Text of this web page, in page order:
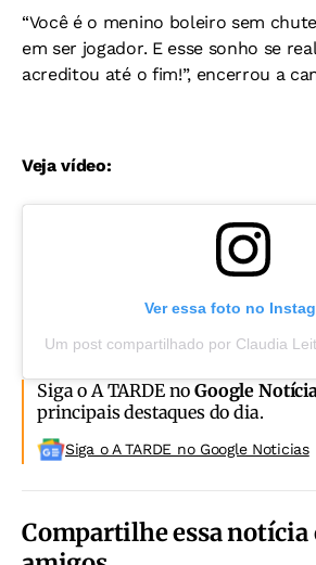
“Você é o menino boleiro sem
em ser jogador. E esse sonho se
acreditou até o fim!”, encerrou a
Veja vídeo:
Ver essa foto no
Um post compartilhado por Claudia
Siga o A TARDE noGoogle
principais destaques do dia.
Siga o A TARDE no Google Noticias
Compartilhe essa notícia